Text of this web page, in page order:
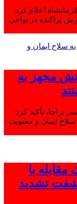
اعلام کرد:
پراکنده در نواحی
مجهز به
۲۸۴ شهید رستمی نزاجا، تأکید کرد:
ایمان و معنویت
با
تشدید